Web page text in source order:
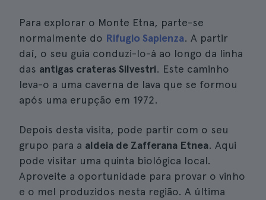
Para explorar o Monte Etna, parte-se
normalmente do Rifugio Sapienza. A partir
daí, o seu guia conduzi-lo-á ao longo da linha
das antigas crateras Silvestri. Este caminho
leva-o a uma caverna de lava que se formou
após uma erupção em 1972.
Depois desta visita, pode partir com o seu
grupo para a aldeia de Zafferana Etnea. Aqui
pode visitar uma quinta biológica local.
Aproveite a oportunidade para provar o vinho
e o mel produzidos nesta região. A última